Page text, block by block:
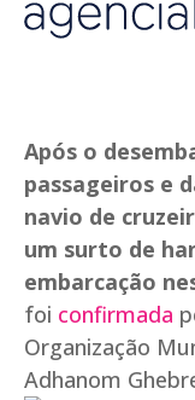
Após o
passageiros e
navio de
um surto de
embarcação
foi confirmada
Organização
Adhanom